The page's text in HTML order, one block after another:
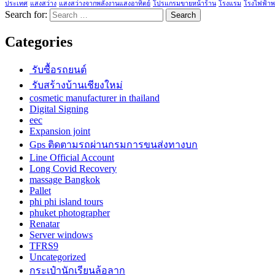
ประเทศ แสงสว่าง แสงสว่างจากพลังงานแสงอาทิตย์ โปรแกรมขายหน้าร้าน โรงแรม โรงไฟฟ้า
Search for:
Categories
รับซื้อรถยนต์
รับสร้างบ้านเชียงใหม่
cosmetic manufacturer in thailand
Digital Signing
eec
Expansion joint
Gps ติดตามรถผ่านกรมการขนส่งทางบก
Line Official Account
Long Covid Recovery
massage Bangkok
Pallet
phi phi island tours
phuket photographer
Renatar
Server windows
TFRS9
Uncategorized
กระเป๋านักเรียนล้อลาก